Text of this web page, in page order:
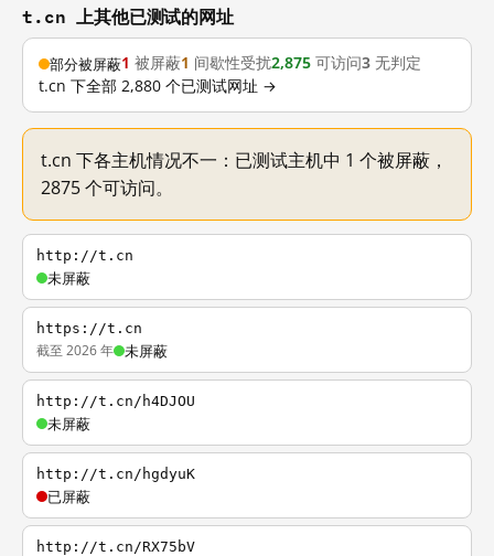
t.cn 上其他已测试的网址
部分被屏蔽1 被屏蔽1 间歇性受扰2,875 可访问3 无判定
t.cn 下全部 2,880 个已测试网址 →
t.cn 下各主机情况不一：已测试主机中 1 个被屏蔽，
2875 个可访问。
http://t.cn
未屏蔽
https://t.cn
截至 2026 年 未屏蔽
http://t.cn/h4DJOU
未屏蔽
http://t.cn/hgdyuK
已屏蔽
http://t.cn/RX75bV